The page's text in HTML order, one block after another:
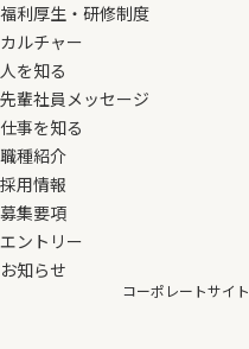
福利厚生・研修制度
カルチャー
人を知る
先輩社員メッセージ
仕事を知る
職種紹介
採用情報
募集要項
エントリー
お知らせ
コーポレートサイト